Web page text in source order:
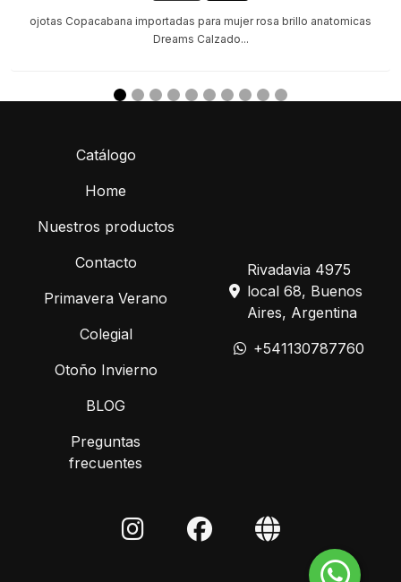
ojotas Copacabana importadas para mujer rosa brillo anatomicas
Dreams Calzado...
Catálogo
Home
Nuestros productos
Contacto
Primavera Verano
Colegial
Otoño Invierno
BLOG
Preguntas
frecuentes
Rivadavia 4975
local 68, Buenos
Aires, Argentina
+541130787760